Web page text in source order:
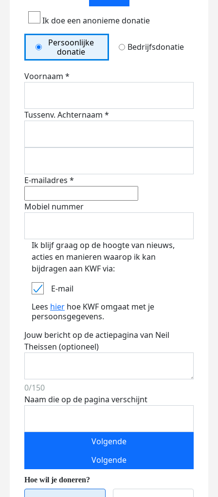
Ik doe een anonieme donatie
Persoonlijke
donatie
Bedrijfsdonatie
Voornaam *
Tussenv. Achternaam *
E-mailadres *
Mobiel nummer
Ik blijf graag op de hoogte van nieuws,
acties en manieren waarop ik kan
bijdragen aan KWF via:
E-mail
Lees hier hoe KWF omgaat met je
persoonsgegevens.
Jouw bericht op de actiepagina van Neil
Theissen (optioneel)
0/150
Naam die op de pagina verschijnt
Volgende
Volgende